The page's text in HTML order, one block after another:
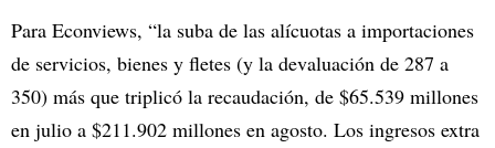
Para Econviews, “la suba de las alícuotas a importaciones
de servicios, bienes y fletes (y la devaluación de 287 a
350) más que triplicó la recaudación, de $65.539 millones
en julio a $211.902 millones en agosto. Los ingresos extra